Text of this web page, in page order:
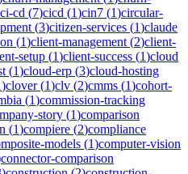
ci-cd (7)cicd (1)cin7 (1)circular-
(3)citizen-services (1)claude
(1)client-management (2)client-
setup (1)client-success (1)cloud
(1)cloud-erp (3)cloud-hosting
)clover(1)clv (2)cmms (1)cohort-
(1)commission-tracking
story (1)comparison
(1)compiere (2)compliance
models (1)computer-vision
connector-comparison